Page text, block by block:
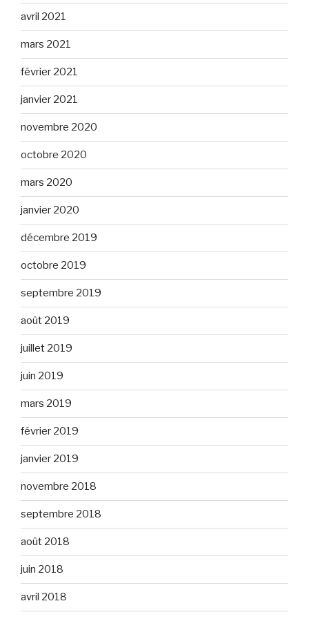
avril 2021
mars 2021
février 2021
janvier 2021
novembre 2020
octobre 2020
mars 2020
janvier 2020
décembre 2019
octobre 2019
septembre 2019
août 2019
juillet 2019
juin 2019
mars 2019
février 2019
janvier 2019
novembre 2018
septembre 2018
août 2018
juin 2018
avril 2018